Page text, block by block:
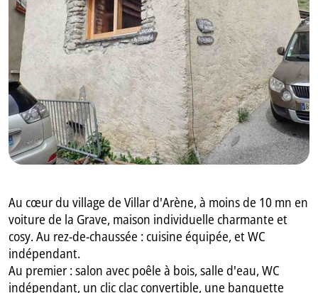
IT
Au cœur du village de Villar d'Arène, à moins de 10 mn en
voiture de la Grave, maison individuelle charmante et
cosy. Au rez-de-chaussée : cuisine équipée, et WC
indépendant.
Au premier : salon avec poêle à bois, salle d'eau, WC
indépendant, un clic clac convertible, une banquette